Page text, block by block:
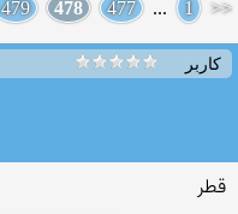
<<
1
...
477
478
479
کاربر
قطر